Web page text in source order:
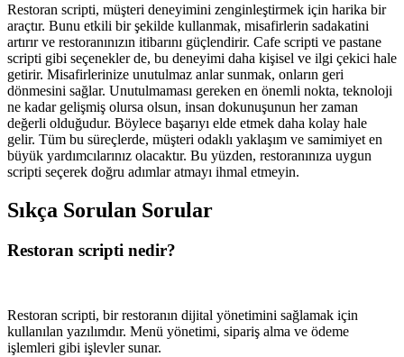
Restoran scripti, müşteri deneyimini zenginleştirmek için harika bir
araçtır. Bunu etkili bir şekilde kullanmak, misafirlerin sadakatini
artırır ve restoranınızın itibarını güçlendirir. Cafe scripti ve pastane
scripti gibi seçenekler de, bu deneyimi daha kişisel ve ilgi çekici hale
getirir. Misafirlerinize unutulmaz anlar sunmak, onların geri
dönmesini sağlar. Unutulmaması gereken en önemli nokta, teknoloji
ne kadar gelişmiş olursa olsun, insan dokunuşunun her zaman
değerli olduğudur. Böylece başarıyı elde etmek daha kolay hale
gelir. Tüm bu süreçlerde, müşteri odaklı yaklaşım ve samimiyet en
büyük yardımcılarınız olacaktır. Bu yüzden, restoranınıza uygun
scripti seçerek doğru adımlar atmayı ihmal etmeyin.
Sıkça Sorulan Sorular
Restoran scripti nedir?
Restoran scripti, bir restoranın dijital yönetimini sağlamak için
kullanılan yazılımdır. Menü yönetimi, sipariş alma ve ödeme
işlemleri gibi işlevler sunar.